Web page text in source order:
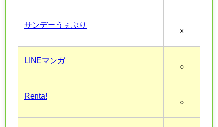
サンデーうぇぶり
×
LINEマンガ
○
Renta!
○